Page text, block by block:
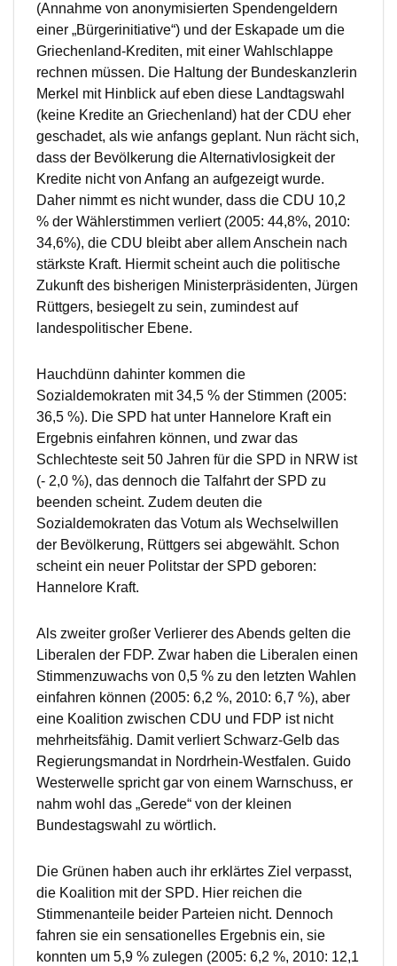
(Annahme von anonymisierten Spendengeldern
einer „Bürgerinitiative“) und der Eskapade um die
Griechenland-Krediten, mit einer Wahlschlappe
rechnen müssen. Die Haltung der Bundeskanzlerin
Merkel mit Hinblick auf eben diese Landtagswahl
(keine Kredite an Griechenland) hat der CDU eher
geschadet, als wie anfangs geplant. Nun rächt sich,
dass der Bevölkerung die Alternativlosigkeit der
Kredite nicht von Anfang an aufgezeigt wurde.
Daher nimmt es nicht wunder, dass die CDU 10,2
% der Wählerstimmen verliert (2005: 44,8%, 2010:
34,6%), die CDU bleibt aber allem Anschein nach
stärkste Kraft. Hiermit scheint auch die politische
Zukunft des bisherigen Ministerpräsidenten, Jürgen
Rüttgers, besiegelt zu sein, zumindest auf
landespolitischer Ebene.
Hauchdünn dahinter kommen die
Sozialdemokraten mit 34,5 % der Stimmen (2005:
36,5 %). Die SPD hat unter Hannelore Kraft ein
Ergebnis einfahren können, und zwar das
Schlechteste seit 50 Jahren für die SPD in NRW ist
(- 2,0 %), das dennoch die Talfahrt der SPD zu
beenden scheint. Zudem deuten die
Sozialdemokraten das Votum als Wechselwillen
der Bevölkerung, Rüttgers sei abgewählt. Schon
scheint ein neuer Politstar der SPD geboren:
Hannelore Kraft.
Als zweiter großer Verlierer des Abends gelten die
Liberalen der FDP. Zwar haben die Liberalen einen
Stimmenzuwachs von 0,5 % zu den letzten Wahlen
einfahren können (2005: 6,2 %, 2010: 6,7 %), aber
eine Koalition zwischen CDU und FDP ist nicht
mehrheitsfähig. Damit verliert Schwarz-Gelb das
Regierungsmandat in Nordrhein-Westfalen. Guido
Westerwelle spricht gar von einem Warnschuss, er
nahm wohl das „Gerede“ von der kleinen
Bundestagswahl zu wörtlich.
Die Grünen haben auch ihr erklärtes Ziel verpasst,
die Koalition mit der SPD. Hier reichen die
Stimmenanteile beider Parteien nicht. Dennoch
fahren sie ein sensationelles Ergebnis ein, sie
konnten um 5,9 % zulegen (2005: 6,2 %, 2010: 12,1